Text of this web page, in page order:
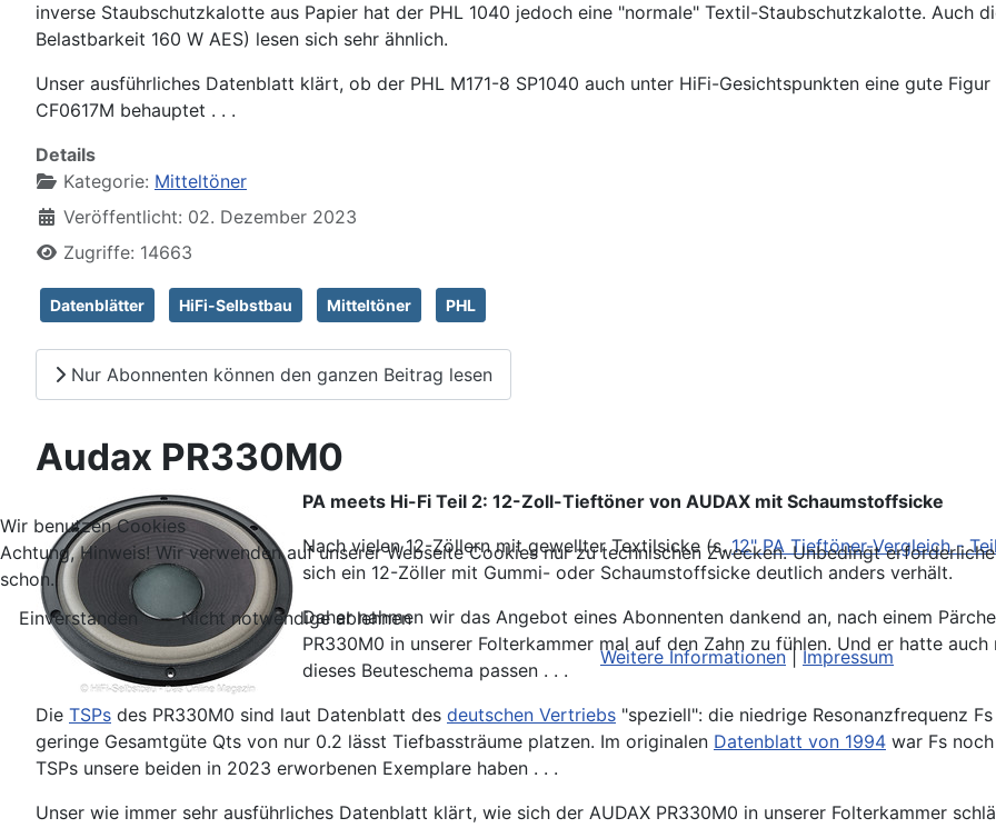
inverse Staubschutzkalotte aus Papier hat der PHL 1040 jedoch eine "normale" Textil-Staubschutzkalotte. Auch
Belastbarkeit 160 W AES) lesen sich sehr ähnlich.
Unser ausführliches Datenblatt klärt, ob der PHL M171-8 SP1040 auch unter HiFi-Gesichtspunkten eine gute
CF0617M behauptet . . .
Details
Kategorie: Mitteltöner
Veröffentlicht: 02. Dezember 2023
Zugriffe: 14663
Datenblätter HiFi-Selbstbau Mitteltöner PHL
Nur Abonnenten können den ganzen Beitrag lesen
Audax PR330M0
PA meets Hi-Fi Teil 2: 12-Zoll-Tieftöner von AUDAX mit Schaumstoffsicke
Nach vielen 12-Zöllern mit gewellter Textilsicke (s.12" PA Tieftöner-Vergleich -
sich ein 12-Zöller mit Gummi- oder Schaumstoffsicke deutlich anders verhält.
Daher nahmen wir das Angebot eines Abonnenten dankend an, nach einem
PR330M0 in unserer Folterkammer mal auf den Zahn zu fühlen. Und er hatte
dieses Beuteschema passen . . .
Die TSPs des PR330M0 sind laut Datenblatt des deutschen Vertriebs "speziell": die niedrige Resonanzfrequenz
geringe Gesamtgüte Qts von nur 0.2 lässt Tiefbassträume platzen. Im originalen Datenblatt von 1994 war Fs
TSPs unsere beiden in 2023 erworbenen Exemplare haben . . .
Unser wie immer sehr ausführliches Datenblatt klärt, wie sich der AUDAX PR330M0 in unserer Folterkammer
Wir benutzen Cookies
Achtung, Hinweis! Wir verwenden auf unserer Webseite Cookies nur zu technischen Zwecken. Unbedingt
schon.
Einverstanden
Nicht notwendige ablehnen
Weitere Informationen|Impressum